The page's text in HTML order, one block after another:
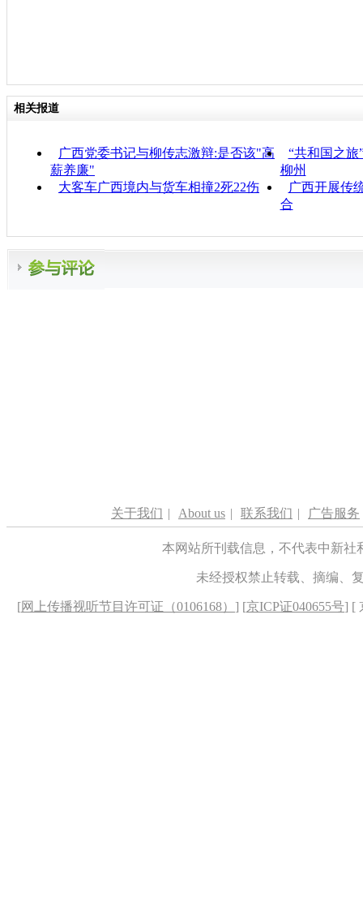
相关报道
广西党委书记与柳传志激辩:是否该"高
薪养廉"
“共和国之旅
柳州
大客车广西境内与货车相撞2死22伤
广西开展传
合
关于我们 | About us | 联系我们 | 广告服务
本网站所刊载信息，不代表中新
未经授权禁止转载、摘编、
[网上传播视听节目许可证（0106168） ] [京ICP证040655号] [